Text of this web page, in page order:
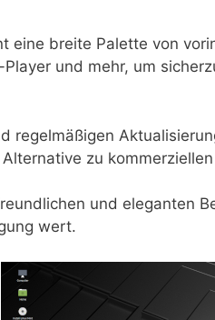
eine breite Palette von
und mehr, um
regelmäßigen
zu
und eleganten
wert.